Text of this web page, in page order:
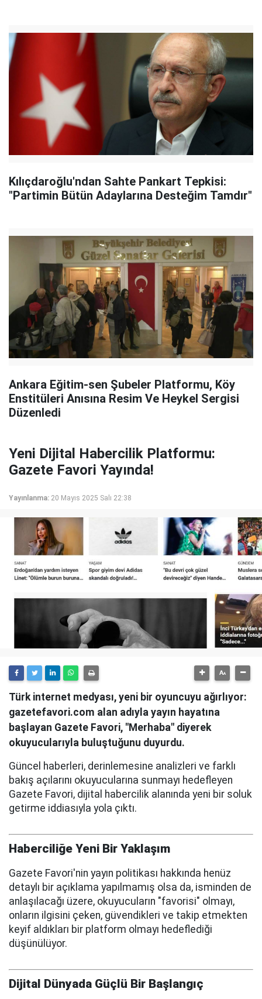
Kılıçdaroğlu'ndan Sahte Pankart Tepkisi:
"Partimin Bütün Adaylarına Desteğim Tamdır"
Ankara Eğitim-sen Şubeler Platformu, Köy
Enstitüleri Anısına Resim Ve Heykel Sergisi
Düzenledi
Yeni Dijital Habercilik Platformu:
Gazete Favori Yayında!
Yayınlanma: 20 Mayıs 2025 Salı 22:38
Türk internet medyası, yeni bir oyuncuyu ağırlıyor:
gazetefavori.com alan adıyla yayın hayatına
başlayan Gazete Favori, "Merhaba" diyerek
okuyucularıyla buluştuğunu duyurdu.
Güncel haberleri, derinlemesine analizleri ve farklı
bakış açılarını okuyucularına sunmayı hedefleyen
Gazete Favori, dijital habercilik alanında yeni bir soluk
getirme iddiasıyla yola çıktı.
Haberciliğe Yeni Bir Yaklaşım
Gazete Favori'nin yayın politikası hakkında henüz
detaylı bir açıklama yapılmamış olsa da, isminden de
anlaşılacağı üzere, okuyucuların "favorisi" olmayı,
onların ilgisini çeken, güvendikleri ve takip etmekten
keyif aldıkları bir platform olmayı hedeflediği
düşünülüyor.
Dijital Dünyada Güçlü Bir Başlangıç